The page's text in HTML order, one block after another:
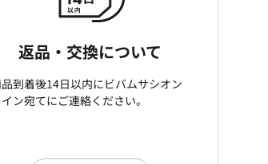
返品・交換について
到着後14日以内にビバムサシオン
ン宛てにご連絡ください。